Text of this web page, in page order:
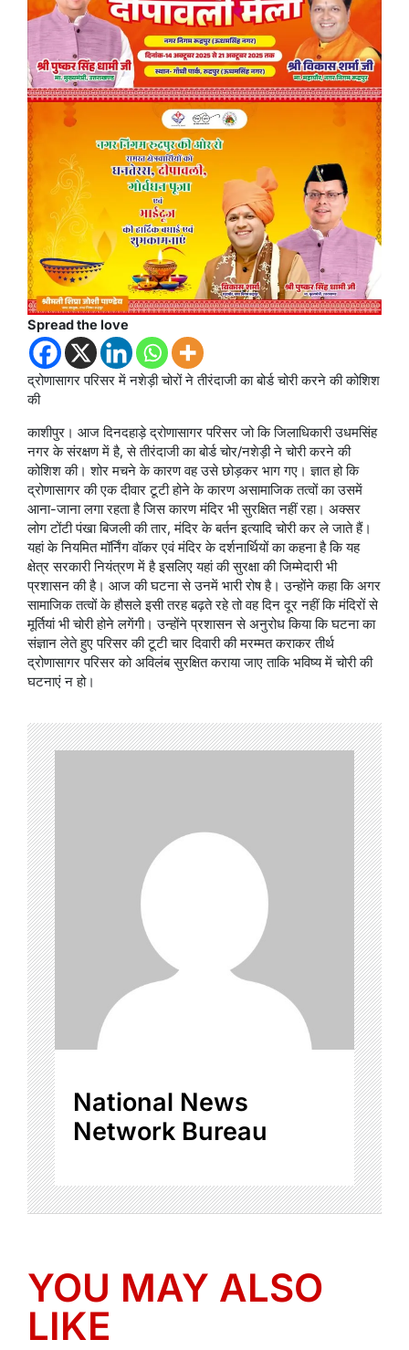
Spread the love
द्रोणासागर परिसर में नशेड़ी चोरों ने तीरंदाजी का बोर्ड चोरी करने की कोशिश
की
काशीपुर। आज दिनदहाड़े द्रोणासागर परिसर जो कि जिलाधिकारी उधमसिंह
नगर के संरक्षण में है, से तीरंदाजी का बोर्ड चोर/नशेड़ी ने चोरी करने की
कोशिश की।‌ शोर मचने के कारण वह उसे छोड़कर भाग गए। ज्ञात हो कि
द्रोणासागर की एक दीवार टूटी होने के कारण असामाजिक तत्वों का उसमें
आना-जाना लगा रहता है जिस कारण मंदिर भी सुरक्षित नहीं रहा। अक्सर
लोग टोंटी पंखा बिजली की तार, मंदिर के बर्तन इत्यादि चोरी कर ले जाते हैं।
यहां के नियमित मॉर्निंग वॉकर एवं मंदिर के दर्शनार्थियों का कहना है कि यह
क्षेत्र सरकारी नियंत्रण में है इसलिए यहां की सुरक्षा की जिम्मेदारी भी
प्रशासन की है। आज की घटना से उनमें भारी रोष है। उन्होंने कहा कि अगर
सामाजिक तत्वों के हौसले इसी तरह बढ़ते रहे तो वह दिन दूर नहीं कि मंदिरों से
मूर्तियां भी चोरी होने लगेंगी। उन्होंने प्रशासन से अनुरोध किया कि घटना का
संज्ञान लेते हुए परिसर की टूटी चार दिवारी की मरम्मत कराकर तीर्थ
द्रोणासागर परिसर को अविलंब सुरक्षित कराया जाए ताकि भविष्य में चोरी की
घटनाएं न हो।
National News
Network Bureau
YOU MAY ALSO
LIKE